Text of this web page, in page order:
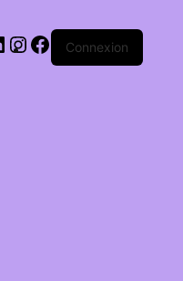
Connexion